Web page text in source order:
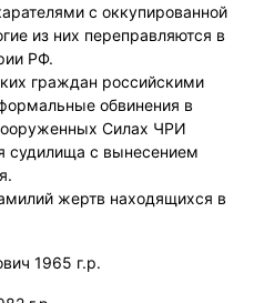
с оккупированной
из них переправляются в
РФ.
граждан российскими
обвинения в
Силах ЧРИ
судилища с вынесением
жертв находящихся в
1965 г.р.